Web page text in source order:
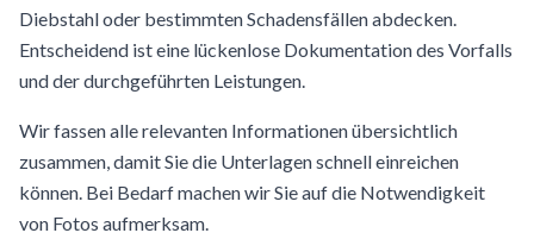
Diebstahl oder bestimmten Schadensfällen abdecken.
Entscheidend ist eine lückenlose Dokumentation des Vorfalls
und der durchgeführten Leistungen.
Wir fassen alle relevanten Informationen übersichtlich
zusammen, damit Sie die Unterlagen schnell einreichen
können. Bei Bedarf machen wir Sie auf die Notwendigkeit
von Fotos aufmerksam.